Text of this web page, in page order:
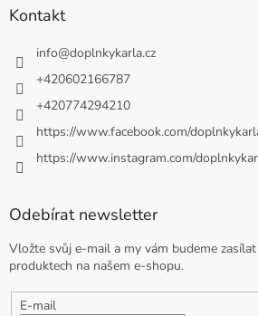
Kontakt
info@doplnkykarla.cz
+420602166787
+420774294210
https://www.facebook.com/
https://www.instagram.com/
Odebírat newsletter
Vložte svůj e-mail a my vám budeme
produktech na našem e-shopu.
E-mail